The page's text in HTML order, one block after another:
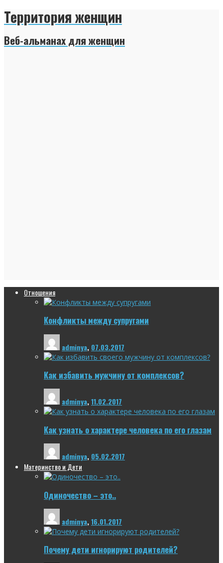
Территория женщин
Веб-альманах для женщин
Отношения
Конфликты между супругами
adminya, 07.03.2017
Как избавить мужчину от комплексов?
adminya,11.02.2017
Как узнать о характере человека по его глазам
adminya, 05.02.2017
Материнство и Дети
Одиночество – это..
adminya,16.01.2017
Почему дети игнорируют родителей?